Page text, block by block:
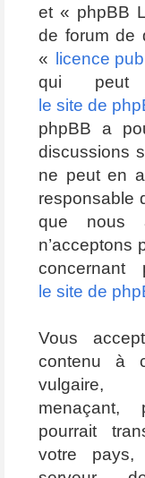
et « phpBB
de forum de
«
licence
qui peut
le site de
phpBB a
discussions
ne peut en
responsable
que nous
n’acceptons
concernant
le site de
Vous
contenu à
vulgaire,
menaçant,
pourrait
votre